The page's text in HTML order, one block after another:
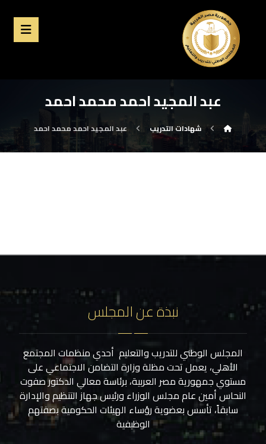
عبد المجيد احمد محمد احمد
شهادات التدريب عبد المجيد احمد محمد احمد
نبذة عن المجلس
المجلس الوطني للتدريب والتعليم أحدي منظمات المجتمع
الأهلي، يعمل تحت مظلة وزارة التضامن الاجتماعي على
مستوي جمهورية مصر العربية، برئاسة معالي الدكتور صفوت
النحاس أمين عام مجلس الوزراء ورئيس جهاز التنظيم والإدارة
سابقاً، تأسس بعضوية رؤساء الهيئات الحكومية بصفتهم
الوظيفية